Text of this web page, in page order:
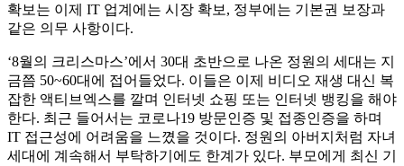
확보는 이제 IT 업계에는 시장 확보, 정부에는 기본권 보장과
같은 의무 사항이다.
‘8월의 크리스마스’에서 30대 초반으로 나온 정원의 세대는 지
금쯤 50~60대에 접어들었다. 이들은 이제 비디오 재생 대신 복
잡한 액티브엑스를 깔며 인터넷 쇼핑 또는 인터넷 뱅킹을 해야
한다. 최근 들어서는 코로나19 방문인증 및 접종인증을 하며
IT 접근성에 어려움을 느꼈을 것이다. 정원의 아버지처럼 자녀
세대에 계속해서 부탁하기에도 한계가 있다. 부모에게 최신 기